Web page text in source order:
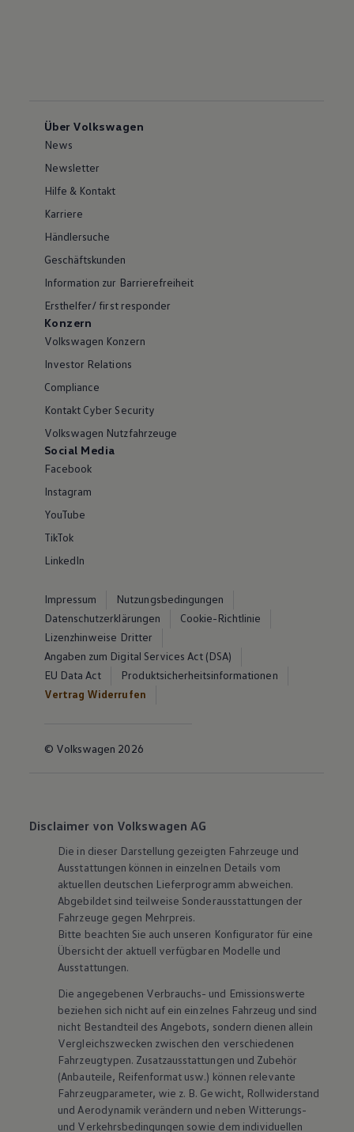
Über Volkswagen
News
Newsletter
Hilfe & Kontakt
Karriere
Händlersuche
Geschäftskunden
Information zur Barrierefreiheit
Ersthelfer/ first responder
Konzern
Volkswagen Konzern
Investor Relations
Compliance
Kontakt Cyber Security
Volkswagen Nutzfahrzeuge
Social Media
Facebook
Instagram
YouTube
TikTok
LinkedIn
Impressum
Nutzungsbedingungen
Datenschutzerklärungen
Cookie-Richtlinie
Lizenzhinweise Dritter
Angaben zum Digital Services Act (DSA)
EU Data Act
Produktsicherheitsinformationen
Vertrag Widerrufen
© Volkswagen 2026
Disclaimer von Volkswagen AG
Die in dieser Darstellung gezeigten Fahrzeuge und
Ausstattungen können in einzelnen Details vom
aktuellen deutschen Lieferprogramm abweichen.
Abgebildet sind teilweise Sonderausstattungen der
Fahrzeuge gegen Mehrpreis.
Bitte beachten Sie auch unseren Konfigurator für eine
Übersicht der aktuell verfügbaren Modelle und
Ausstattungen.
Die angegebenen Verbrauchs- und Emissionswerte
beziehen sich nicht auf ein einzelnes Fahrzeug und sind
nicht Bestandteil des Angebots, sondern dienen allein
Vergleichszwecken zwischen den verschiedenen
Fahrzeugtypen. Zusatzausstattungen und Zubehör
(Anbauteile, Reifenformat usw.) können relevante
Fahrzeugparameter, wie z. B. Gewicht, Rollwiderstand
und Aerodynamik verändern und neben Witterungs-
und Verkehrsbedingungen sowie dem individuellen